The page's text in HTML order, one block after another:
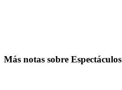
Más notas sobre Espectáculos